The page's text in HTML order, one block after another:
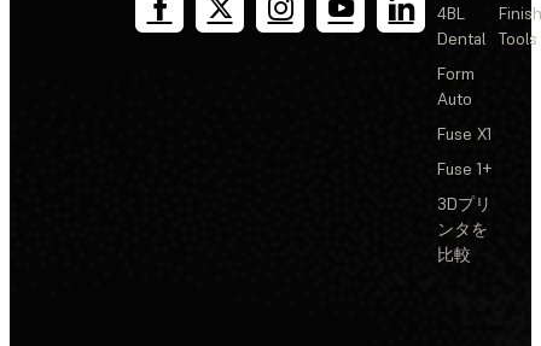
4BL
Dental
Form
Auto
Fuse X1
Fuse 1+
3Dプリ
ンタを
比較
Tools